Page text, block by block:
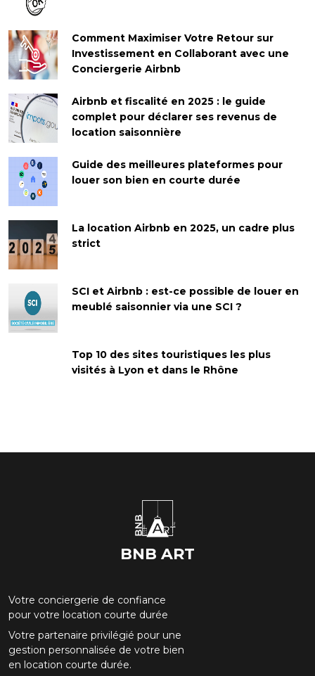
Comment Maximiser Votre Retour sur
Investissement en Collaborant avec une
Conciergerie Airbnb
Airbnb et fiscalité en 2025 : le guide
complet pour déclarer ses revenus de
location saisonnière
Guide des meilleures plateformes pour
louer son bien en courte durée
La location Airbnb en 2025, un cadre plus
strict
SCI et Airbnb : est-ce possible de louer en
meublé saisonnier via une SCI ?
Top 10 des sites touristiques les plus
visités à Lyon et dans le Rhône
BNB ART
Votre conciergerie de confiance
pour votre location courte durée
Votre partenaire privilégié pour une
gestion personnalisée de votre bien
en location courte durée.